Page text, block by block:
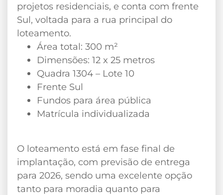
projetos residenciais, e conta com frente
Sul, voltada para a rua principal do
loteamento.
Área total: 300 m²
Dimensões: 12 x 25 metros
Quadra 1304 – Lote 10
Frente Sul
Fundos para área pública
Matrícula individualizada
O loteamento está em fase final de
implantação, com previsão de entrega
para 2026, sendo uma excelente opção
tanto para moradia quanto para